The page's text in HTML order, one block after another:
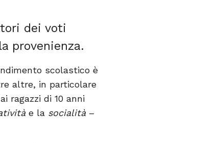
dei voti
provenienza.
scolastico è
altre, in particolare
ragazzi di 10 anni
e la socialità –